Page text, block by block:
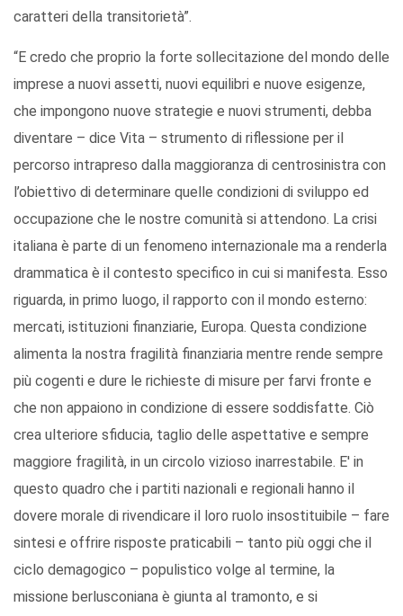
caratteri della transitorietà”.
“E credo che proprio la forte sollecitazione del mondo delle
imprese a nuovi assetti, nuovi equilibri e nuove esigenze,
che impongono nuove strategie e nuovi strumenti, debba
diventare – dice Vita – strumento di riflessione per il
percorso intrapreso dalla maggioranza di centrosinistra con
l’obiettivo di determinare quelle condizioni di sviluppo ed
occupazione che le nostre comunità si attendono. La crisi
italiana è parte di un fenomeno internazionale ma a renderla
drammatica è il contesto specifico in cui si manifesta. Esso
riguarda, in primo luogo, il rapporto con il mondo esterno:
mercati, istituzioni finanziarie, Europa. Questa condizione
alimenta la nostra fragilità finanziaria mentre rende sempre
più cogenti e dure le richieste di misure per farvi fronte e
che non appaiono in condizione di essere soddisfatte. Ciò
crea ulteriore sfiducia, taglio delle aspettative e sempre
maggiore fragilità, in un circolo vizioso inarrestabile. E' in
questo quadro che i partiti nazionali e regionali hanno il
dovere morale di rivendicare il loro ruolo insostituibile – fare
sintesi e offrire risposte praticabili – tanto più oggi che il
ciclo demagogico – populistico volge al termine, la
missione berlusconiana è giunta al tramonto, e si